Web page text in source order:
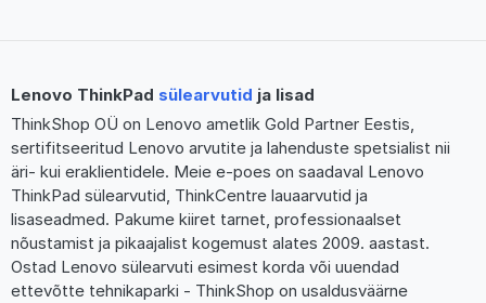
Lenovo ThinkPad sülearvutid ja lisad
ThinkShop OÜ on Lenovo ametlik Gold Partner Eestis,
sertifitseeritud Lenovo arvutite ja lahenduste spetsialist nii
äri- kui eraklientidele. Meie e-poes on saadaval Lenovo
ThinkPad sülearvutid, ThinkCentre lauaarvutid ja
lisaseadmed. Pakume kiiret tarnet, professionaalset
nõustamist ja pikaajalist kogemust alates 2009. aastast.
Ostad Lenovo sülearvuti esimest korda või uuendad
ettevõtte tehnikaparki - ThinkShop on usaldusväärne